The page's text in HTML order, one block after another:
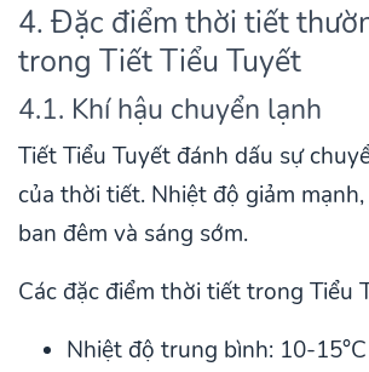
4. Đặc điểm thời tiết
trong Tiết Tiểu Tuyết
4.1. Khí hậu chuyển lạnh
Tiết Tiểu Tuyết đánh dấu sự
của thời tiết. Nhiệt độ giảm
ban đêm và sáng sớm.
Các đặc điểm thời tiết trong Tiểu
Nhiệt độ trung bình: 10-15°C